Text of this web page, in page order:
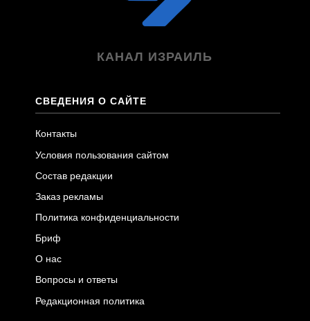
КАНАЛ ИЗРАИЛЬ
СВЕДЕНИЯ О САЙТЕ
Контакты
Условия пользования сайтом
Состав редакции
Заказ рекламы
Политика конфиденциальности
Бриф
О нас
Вопросы и ответы
Редакционная политика